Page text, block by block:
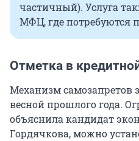
частичный). Услуга
МФЦ, где потребуются
Отметка в
Механизм самозапретов
весной прошлого года.
объяснила кандидат
Гордячкова, можно